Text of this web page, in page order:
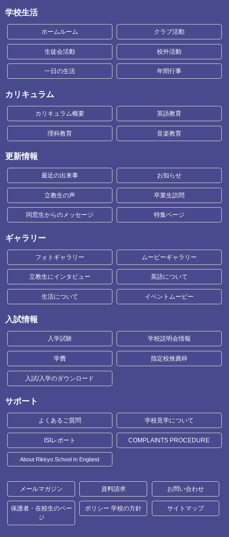
学校生活
ホームルーム クラブ活動
生徒会活動 校外活動
一日の生活 年間行事
カリキュラム
カリキュラム概要 英語教育
理科教育 音楽教育
更新情報
最近の出来事 お知らせ
立教生の声 卒業生訪問
同窓生からのメッセージ 特集ページ
ギャラリー
フォトギャラリー ムービーギャラリー
立教生にインタビュー 英語について
生活について イベントムービー
入試情報
入学試験 学校説明会情報
学費 指定校推薦枠
入試/入学のダウンロード
サポート
よくあるご質問 学校見学について
ISIレポート COMPLAINTS PROCEDURE
About Rikkyo School In England
メールマガジン 資料請求 お問い合わせ
保護者・在校生のペー
ジ
ポリシー 学校の方針 サイトマップ